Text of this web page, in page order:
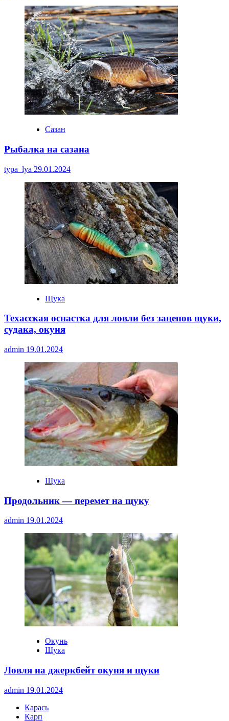
Сазан
Рыбалка на сазана
typa_lya 29.01.2024
Щука
Техасская оснастка для ловли без зацепов щуки,
судака, окуня
admin 19.01.2024
Щука
Продольник — перемет на щуку
admin 19.01.2024
Окунь
Щука
Ловля на джеркбейт окуня и щуки
admin 19.01.2024
Карась
Карп